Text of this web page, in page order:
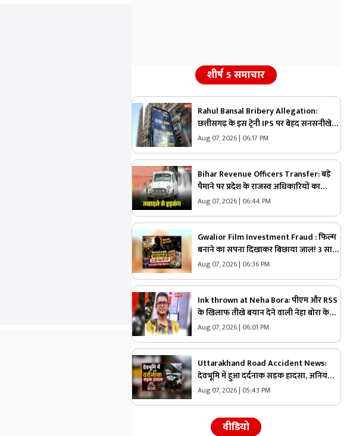
शीर्ष 5 समाचार
Rahul Bansal Bribery Allegation:
छत्तीसगढ़ के इस ट्रेनी IPS पर बेहद सनसनीखेज
आरोप.. इस शख्स का दावा, ‘हवाला के जरिये
Aug 07, 2026 | 06:17 PM
Bihar Revenue Officers Transfer: बड़े
पैमाने पर प्रदेश के राजस्व अधिकारियों का
तबादला.. सरकार ने जारी की आदेश के साथ पूरी
Aug 07, 2026 | 06:44 PM
Gwalior Film Investment Fraud : फिल्म
बनाने का सपना दिखाकर बिछाया जाल! 3 साल
बाद खुलने लगी परत-दर-परत कहानी, सच्चाई
Aug 07, 2026 | 06:36 PM
Ink thrown at Neha Bora: पीएम और RSS
के खिलाफ तीखे बयान देने वाली नेहा बोरा के
चेहरे पर फेंकी गई स्याही.. JPSC आंदोलन के
Aug 07, 2026 | 06:01 PM
Uttarakhand Road Accident News:
देवभूमि में हुआ दर्दनाक सड़क हादसा, अनियंत्रित
होकर खाई में गिरी बोलेरो, एक ही परिवार के
Aug 07, 2026 | 05:43 PM
वीडियो